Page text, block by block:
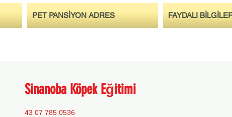
PET PANSİYON ADRES FAYDALI
Sinanoba Köpek Eğitimi
0536 785 07 43